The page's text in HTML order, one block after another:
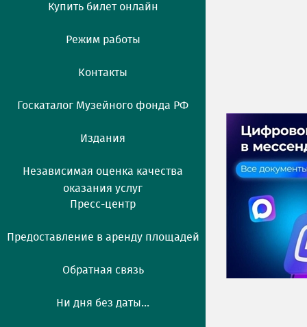
Купить билет онлайн
Режим работы
Контакты
Госкаталог Музейного фонда РФ
Издания
Независимая оценка качества
оказания услуг
Пресс-центр
Предоставление в аренду площадей
Обратная связь
Ни дня без даты...